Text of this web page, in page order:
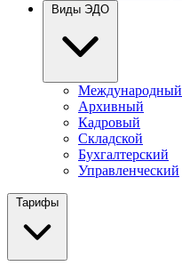
Виды ЭДО
Международный
Архивный
Кадровый
Складской
Бухгалтерский
Управленческий
Тарифы